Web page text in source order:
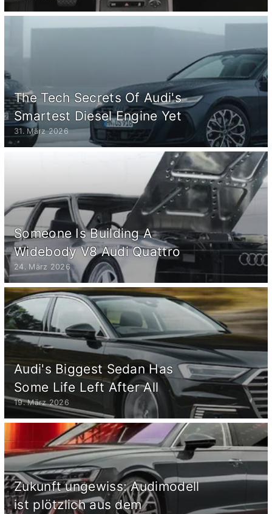
The Tech Secrets Of Audi's
Smartest Diesel Engine Yet
31. März 2026
Someone Is Building A
Widebody V8 Audi Quattro
24. März 2026
Audi's Biggest Sedan Has
Some Life Left After All
19. März 2026
Zukunft ungewiss: Audimodell
ist plötzlich aus dem